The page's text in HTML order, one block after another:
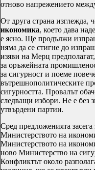
отново напрежението
От друга страна изглежда,
икономика, което дава
е ясно. Ще продължи
няма да се стигне до
изяви на Мерц
за оръжейната
за сигурност и поеме
вътрешнополитическите
сигурността. Провалът
следващи избори. Не е без
утвърдени партии.
Сред предложенията
Министерството на
Министерството на
ново Министерство на
Конфликтът около